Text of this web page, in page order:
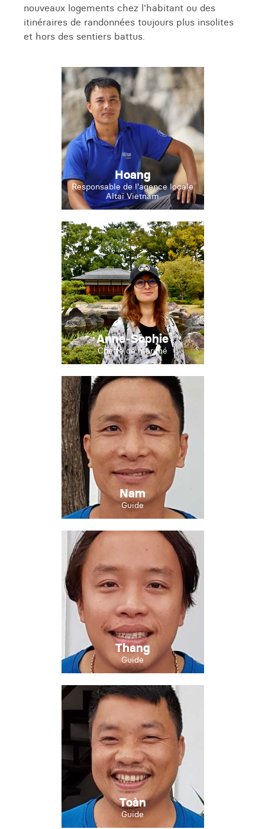
nouveaux logements chez l'habitant ou des
itinéraires de randonnées toujours plus insolites
et hors des sentiers battus.
Hoang
Responsable de l'agence locale
Altaï Vietnam
Anne-Sophie
Cheffe de marché
Nam
Guide
Thang
Guide
Toàn
Guide